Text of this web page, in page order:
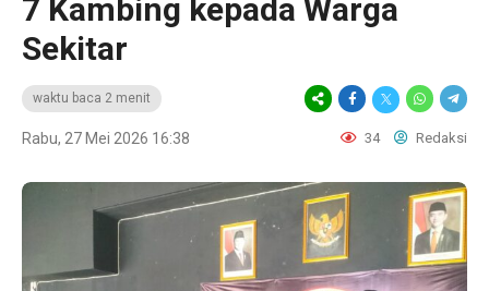
7 Kambing kepada Warga
Sekitar
waktu baca 2 menit
Rabu, 27 Mei 2026 16:38 34 Redaksi